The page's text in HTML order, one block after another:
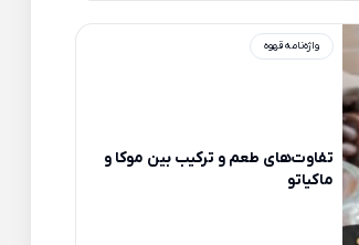
واژه‌نامه قهوه
تفاوت‌های طعم و ترکیب بین موکا و
ماکیاتو